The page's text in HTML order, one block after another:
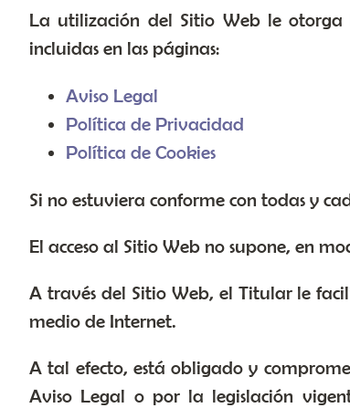
La utilización del Sitio Web le otorga
incluidas en las páginas:
Aviso Legal
Política de Privacidad
Política de Cookies
Si no estuviera conforme con todas y
El acceso al Sitio Web no supone, en
A través del Sitio Web, el Titular le
medio de Internet.
A tal efecto, está obligado y
Aviso Legal o por la legislación